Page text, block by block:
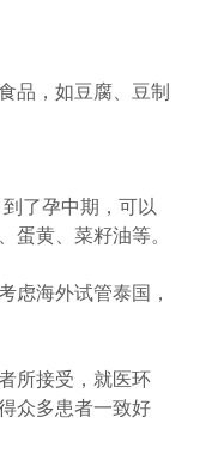
品，如豆腐、豆制
了孕中期，可以
蛋黄、菜籽油等。
海外试管泰国，
所接受，就医环
众多患者一致好